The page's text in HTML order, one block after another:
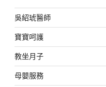
吳紹琥醫師
寶寶呵護
教坐月子
母嬰服務